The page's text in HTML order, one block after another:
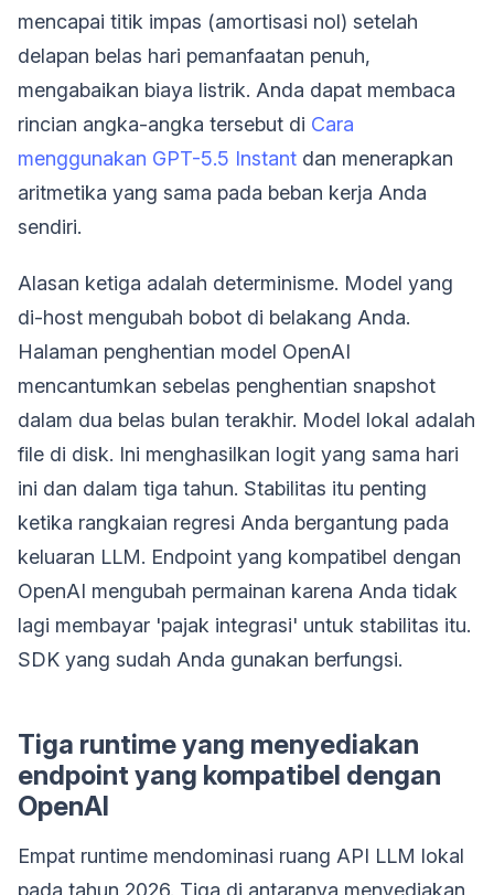
mencapai titik impas (amortisasi nol) setelah
delapan belas hari pemanfaatan penuh,
mengabaikan biaya listrik. Anda dapat membaca
rincian angka-angka tersebut di Cara
menggunakan GPT-5.5 Instant dan menerapkan
aritmetika yang sama pada beban kerja Anda
sendiri.
Alasan ketiga adalah determinisme. Model yang
di-host mengubah bobot di belakang Anda.
Halaman penghentian model OpenAI
mencantumkan sebelas penghentian snapshot
dalam dua belas bulan terakhir. Model lokal adalah
file di disk. Ini menghasilkan logit yang sama hari
ini dan dalam tiga tahun. Stabilitas itu penting
ketika rangkaian regresi Anda bergantung pada
keluaran LLM. Endpoint yang kompatibel dengan
OpenAI mengubah permainan karena Anda tidak
lagi membayar 'pajak integrasi' untuk stabilitas itu.
SDK yang sudah Anda gunakan berfungsi.
Tiga runtime yang menyediakan
endpoint yang kompatibel dengan
OpenAI
Empat runtime mendominasi ruang API LLM lokal
pada tahun 2026. Tiga di antaranya menyediakan